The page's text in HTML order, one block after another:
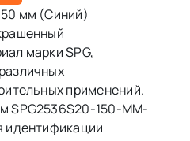
мм (Синий)
марки SPG,
применений.
SPG2536S20-150-MM-
идентификации